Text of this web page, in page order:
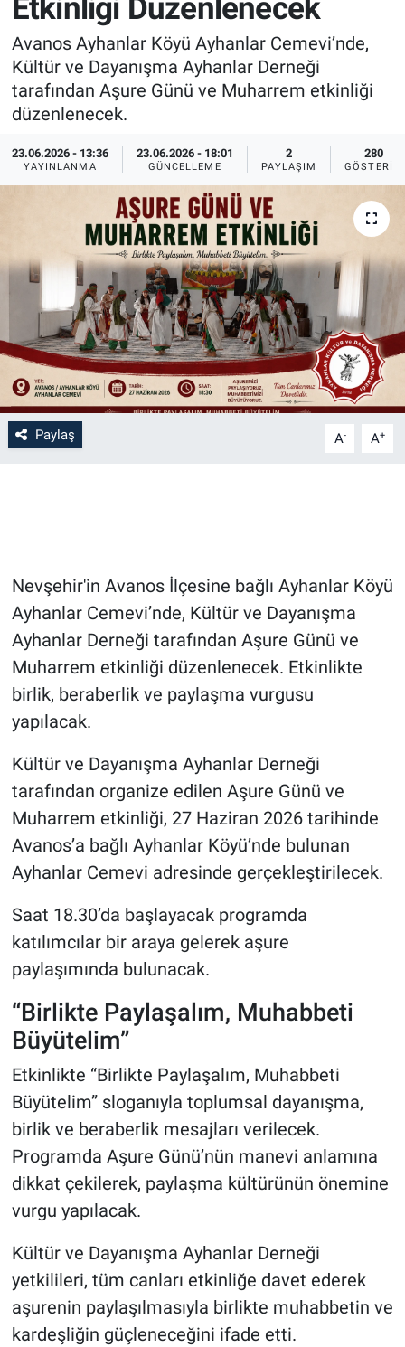
Etkinliği Düzenlenecek
Avanos Ayhanlar Köyü Ayhanlar Cemevi’nde,
Kültür ve Dayanışma Ayhanlar Derneği
tarafından Aşure Günü ve Muharrem etkinliği
düzenlenecek.
23.06.2026 - 13:36
YAYINLANMA
23.06.2026 - 18:01
GÜNCELLEME
2
PAYLAŞIM
280
GÖSTERIM
Paylaş A- A+
Nevşehir'in Avanos İlçesine bağlı Ayhanlar Köyü
Ayhanlar Cemevi’nde, Kültür ve Dayanışma
Ayhanlar Derneği tarafından Aşure Günü ve
Muharrem etkinliği düzenlenecek. Etkinlikte
birlik, beraberlik ve paylaşma vurgusu
yapılacak.
Kültür ve Dayanışma Ayhanlar Derneği
tarafından organize edilen Aşure Günü ve
Muharrem etkinliği, 27 Haziran 2026 tarihinde
Avanos’a bağlı Ayhanlar Köyü’nde bulunan
Ayhanlar Cemevi adresinde gerçekleştirilecek.
Saat 18.30’da başlayacak programda
katılımcılar bir araya gelerek aşure
paylaşımında bulunacak.
“Birlikte Paylaşalım, Muhabbeti
Büyütelim”
Etkinlikte “Birlikte Paylaşalım, Muhabbeti
Büyütelim” sloganıyla toplumsal dayanışma,
birlik ve beraberlik mesajları verilecek.
Programda Aşure Günü’nün manevi anlamına
dikkat çekilerek, paylaşma kültürünün önemine
vurgu yapılacak.
Kültür ve Dayanışma Ayhanlar Derneği
yetkilileri, tüm canları etkinliğe davet ederek
aşurenin paylaşılmasıyla birlikte muhabbetin ve
kardeşliğin güçleneceğini ifade etti.
Sağlık
Yerel
Genel
Asayiş
İlan - Duyuru- Mesaj
Türkiye Gündemi
Sizden Gelenler
Yaşam
Eğitim
Kültür
3.Sayfa
Medya
Bilim-Tek
Kayseri
Niğde
Aksaray
Kırşehir
Yerel
Genel
Asayiş
Kültür - Sanat
Politika
Magazin
Çevre
Haberde İnsan
İlan - Duyuru- Mesaj
Türkiye Gündemi
Sizden Gelenler